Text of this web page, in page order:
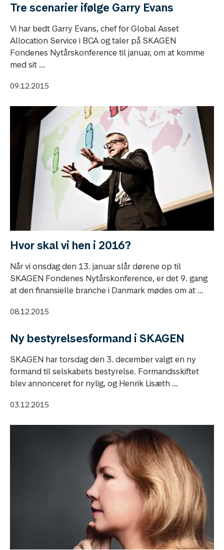
Tre scenarier ifølge Garry Evans
Vi har bedt Garry Evans, chef for Global Asset
Allocation Service i BCA og taler på SKAGEN
Fondenes Nytårskonference til januar, om at komme
med sit ...
09.12.2015
Hvor skal vi hen i 2016?
Når vi onsdag den 13. januar slår dørene op til
SKAGEN Fondenes Nytårskonference, er det 9. gang
at den finansielle branche i Danmark mødes om at ...
08.12.2015
Ny bestyrelsesformand i SKAGEN
SKAGEN har torsdag den 3. december valgt en ny
formand til selskabets bestyrelse. Formandsskiftet
blev annonceret for nylig, og Henrik Lisæth ...
03.12.2015